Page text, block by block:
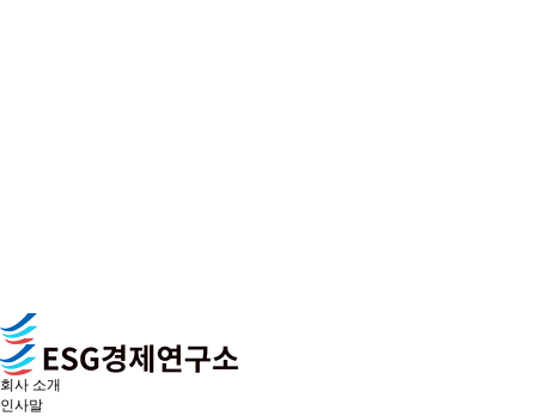
회사 소개
인사말